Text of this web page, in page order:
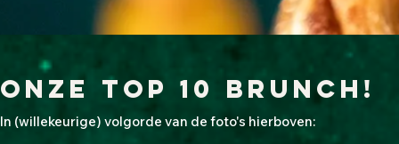
​In (willekeurige) volgorde van de foto's hierboven:
onze top 10 Brunch!